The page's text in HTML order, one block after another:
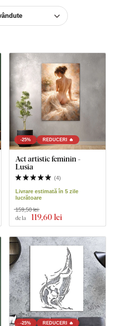
-25% REDUCERI 🔥
Act artistic feminin -
Lusia
(4)
Livrare estimată în 5 zile
lucrătoare
de la 119,60 lei
159,50 lei
-25% REDUCERI 🔥